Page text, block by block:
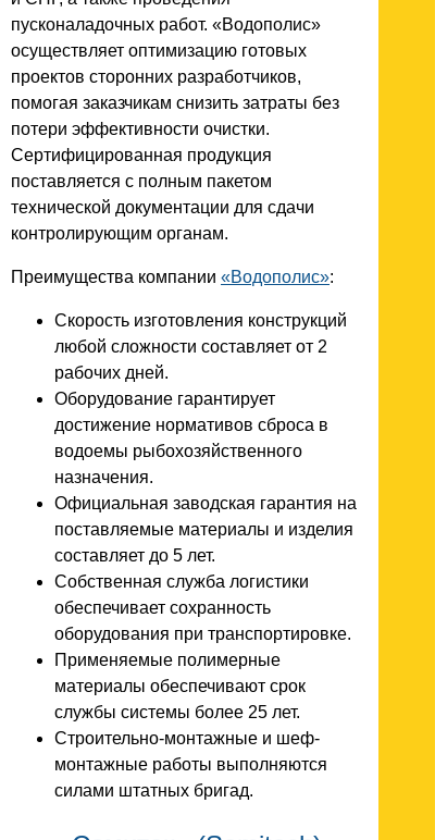
пусконаладочных работ. «Водополис»
осуществляет оптимизацию готовых
проектов сторонних разработчиков,
помогая заказчикам снизить затраты без
потери эффективности очистки.
Сертифицированная продукция
поставляется с полным пакетом
технической документации для сдачи
контролирующим органам.
Преимущества компании «Водополис»:
Скорость изготовления конструкций
любой сложности составляет от 2
рабочих дней.
Оборудование гарантирует
достижение нормативов сброса в
водоемы рыбохозяйственного
назначения.
Официальная заводская гарантия на
поставляемые материалы и изделия
составляет до 5 лет.
Собственная служба логистики
обеспечивает сохранность
оборудования при транспортировке.
Применяемые полимерные
материалы обеспечивают срок
службы системы более 25 лет.
Строительно-монтажные и шеф-
монтажные работы выполняются
силами штатных бригад.